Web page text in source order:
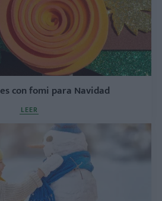
con fomi para Navidad
LEER